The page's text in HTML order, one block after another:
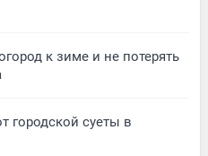
к зиме и не потерять
городской суеты в